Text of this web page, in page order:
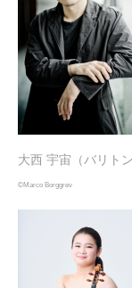
大西 宇宙（バリトン
©Marco Borggrev